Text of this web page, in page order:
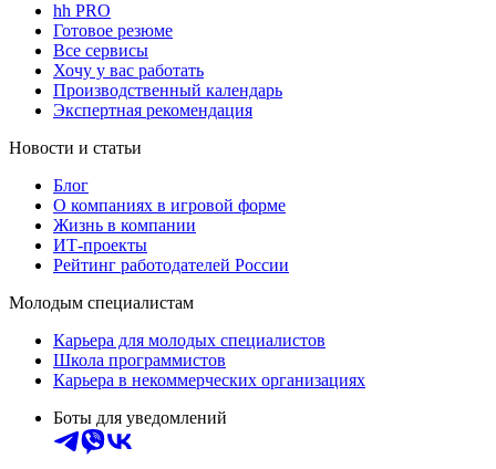
hh PRO
Готовое резюме
Все сервисы
Хочу у вас работать
Производственный календарь
Экспертная рекомендация
Новости и статьи
Блог
О компаниях в игровой форме
Жизнь в компании
ИТ-проекты
Рейтинг работодателей России
Молодым специалистам
Карьера для молодых специалистов
Школа программистов
Карьера в некоммерческих организациях
Боты для уведомлений